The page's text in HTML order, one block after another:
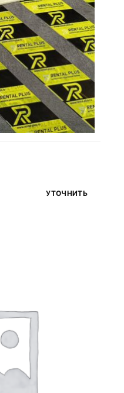
УТОЧНИТЬ